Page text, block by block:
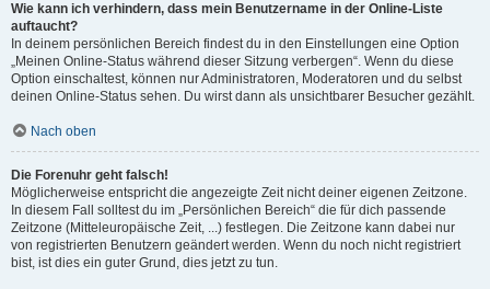
Wie kann ich verhindern, dass mein Benutzername in der Online-Liste
auftaucht?
In deinem persönlichen Bereich findest du in den Einstellungen eine Option
„Meinen Online-Status während dieser Sitzung verbergen“. Wenn du diese
Option einschaltest, können nur Administratoren, Moderatoren und du selbst
deinen Online-Status sehen. Du wirst dann als unsichtbarer Besucher gezählt.
Nach oben
Die Forenuhr geht falsch!
Möglicherweise entspricht die angezeigte Zeit nicht deiner eigenen Zeitzone.
In diesem Fall solltest du im „Persönlichen Bereich“ die für dich passende
Zeitzone (Mitteleuropäische Zeit, ...) festlegen. Die Zeitzone kann dabei nur
von registrierten Benutzern geändert werden. Wenn du noch nicht registriert
bist, ist dies ein guter Grund, dies jetzt zu tun.